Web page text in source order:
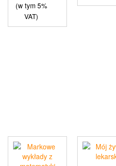
(w tym 5%
VAT)